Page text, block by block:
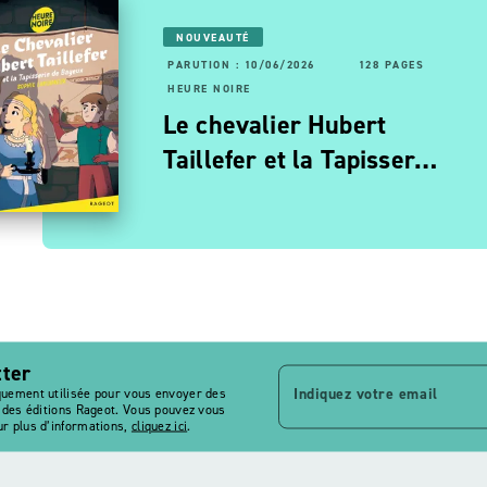
PAGES: 06/11/2025
NOIRE
d'enfer
NOUVEAUTÉ
PARUTION : 10/06/2026
128 PAGES
HEURE NOIRE
Le chevalier Hubert
Taillefer et la Tapisser…
utilisée pour vous envoyer des
éditions Rageot. Vous pouvez vous
plus d’informations, cliquez ici.
Indiquez votre email